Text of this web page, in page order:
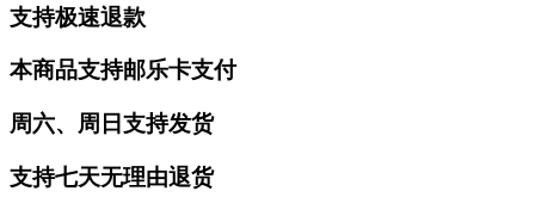
支持极速退款
本商品支持邮乐卡支付
周六、周日支持发货
支持七天无理由退货